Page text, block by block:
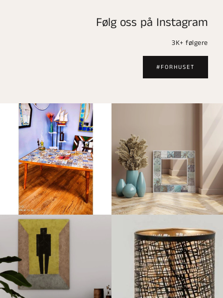
Følg oss på Instagram
3K+ følgere
#FORHUSET